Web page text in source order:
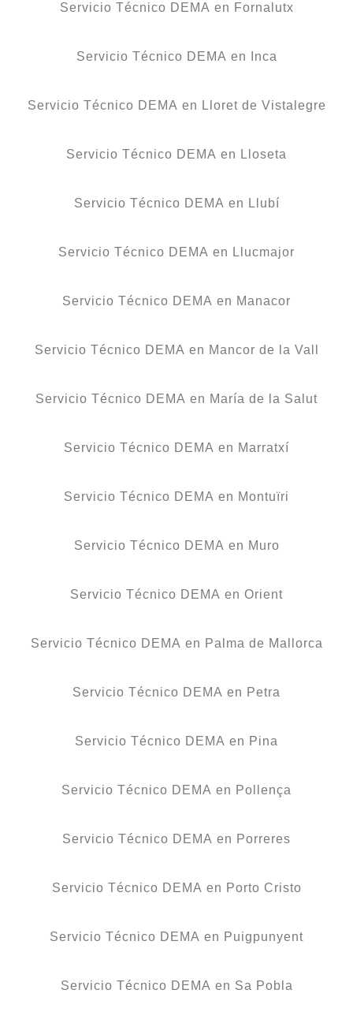
Servicio Técnico DEMA en Fornalutx
Servicio Técnico DEMA en Inca
Servicio Técnico DEMA en Lloret de Vistalegre
Servicio Técnico DEMA en Lloseta
Servicio Técnico DEMA en Llubí
Servicio Técnico DEMA en Llucmajor
Servicio Técnico DEMA en Manacor
Servicio Técnico DEMA en Mancor de la Vall
Servicio Técnico DEMA en María de la Salut
Servicio Técnico DEMA en Marratxí
Servicio Técnico DEMA en Montuïri
Servicio Técnico DEMA en Muro
Servicio Técnico DEMA en Orient
Servicio Técnico DEMA en Palma de Mallorca
Servicio Técnico DEMA en Petra
Servicio Técnico DEMA en Pina
Servicio Técnico DEMA en Pollença
Servicio Técnico DEMA en Porreres
Servicio Técnico DEMA en Porto Cristo
Servicio Técnico DEMA en Puigpunyent
Servicio Técnico DEMA en Sa Pobla